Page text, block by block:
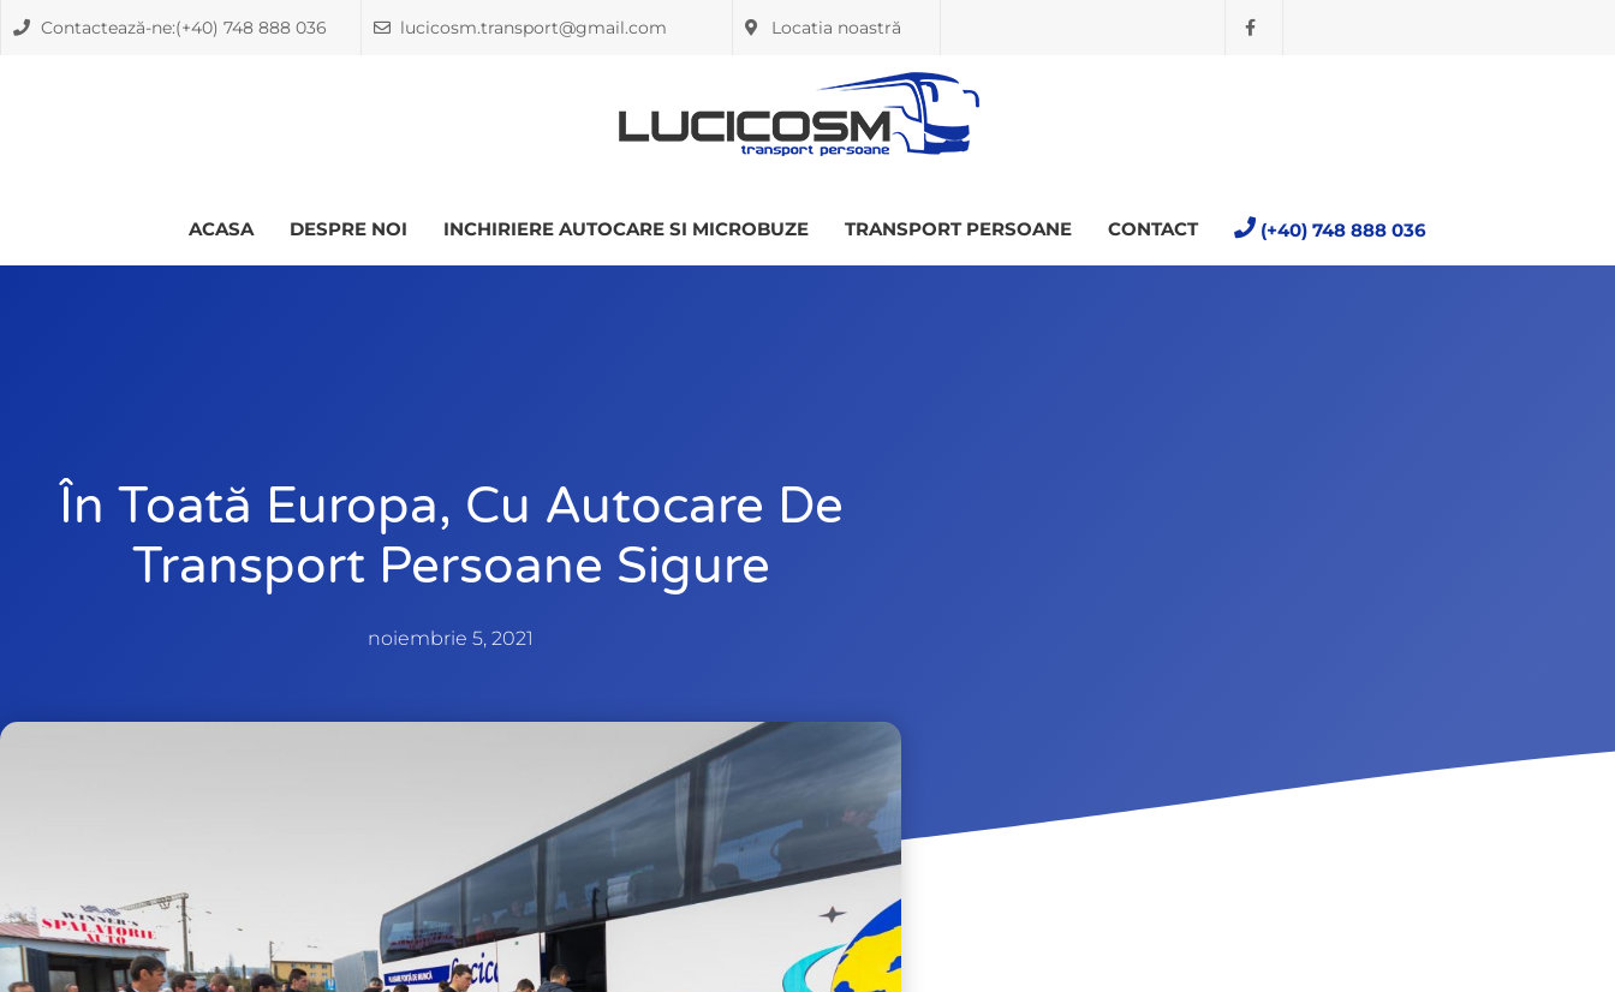
Skip
Contactează-ne:(+40) 748 888 036 lucicosm.transport@gmail.com Locatia noastră
ACASA DESPRE NOI INCHIRIERE AUTOCARE SI MICROBUZE TRANSPORT PERSOANE CONTACT (+40) 748 888 036
În Toată Europa, Cu Autocare De
Transport Persoane Sigure
noiembrie 5, 2021